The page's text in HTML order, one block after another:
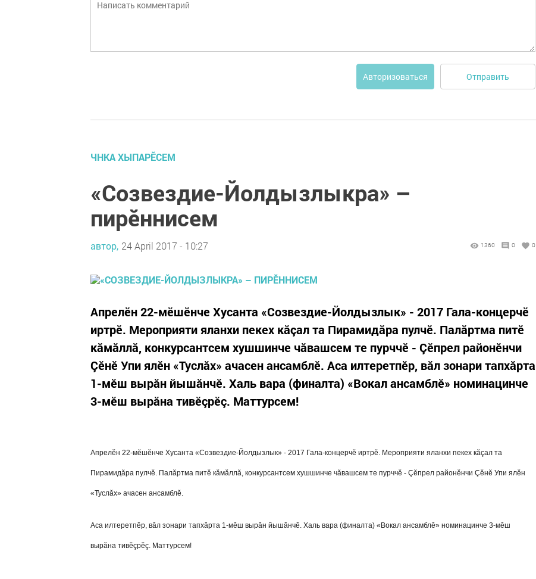
Авторизоваться Отправить
ЧНКА ХЫПАРӖСЕМ
«Созвездие-Йолдызлыкра» –
пирӗннисем
автор, 24 April 2017 - 10:27 1360 0 0
Апрелӗн 22-мӗшӗнче Хусанта «Созвездие-Йолдызлык» - 2017 Гала-концерчӗ
иртрӗ. Мероприяти яланхи пекех кăçал та Пирамидăра пулчӗ. Палăртма питӗ
кăмăллă, конкурсантсем хушшинче чăвашсем те пурччӗ - Çӗпрел районӗнчи
Çӗнӗ Упи ялӗн «Туслăх» ачасен ансамблӗ. Аса илтеретпӗр, вăл зонари тапхăрта
1-мӗш вырăн йышăнчӗ. Халь вара (финалта) «Вокал ансамблӗ» номинацинче
3-мӗш вырăна тивӗçрӗç. Маттурсем!
Апрелӗн 22-мӗшӗнче Хусанта «Созвездие-Йолдызлык» - 2017 Гала-концерчӗ иртрӗ. Мероприяти яланхи пекех кăçал та
Пирамидăра пулчӗ. Палăртма питӗ кăмăллă, конкурсантсем хушшинче чăвашсем те пурччӗ - Çӗпрел районӗнчи Çӗнӗ Упи ялӗн
«Туслăх» ачасен ансамблӗ.
Аса илтеретпӗр, вăл зонари тапхăрта 1-мӗш вырăн йышăнчӗ. Халь вара (финалта) «Вокал ансамблӗ» номинацинче 3-мӗш
вырăна тивӗçрӗç. Маттурсем!